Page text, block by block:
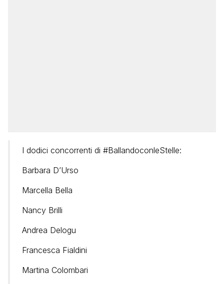
I dodici concorrenti di #BallandoconleStelle:
Barbara D’Urso
Marcella Bella
Nancy Brilli
Andrea Delogu
Francesca Fialdini
Martina Colombari